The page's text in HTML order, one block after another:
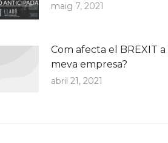
maig 7, 2021
Com afecta el BREXIT a
meva empresa?
abril 21, 2021